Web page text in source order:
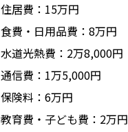
住居費：15万円
食費・日用品費：8万円
水道光熱費：2万8,000円
通信費：1万5,000円
保険料：6万円
教育費・子ども費：2万円